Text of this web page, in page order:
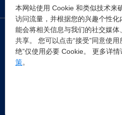
突破所有反Anti-bot机器人检查，轻松
证，WAF，CC防护和Cloudflare爬虫验
包括接口地址、请求参数、返回处理；以
会出现不稳定的情况，但您可以通过
香港等境外服务器上使用；二是在本
本网站使用 Cookie 和类似技术来
访问流量，并根据您的兴趣个性
能会将相关信息与我们的社交媒
共享。 您可以点击“接受”同意使
绝”仅使用必要 Cookie。 更多详
策。